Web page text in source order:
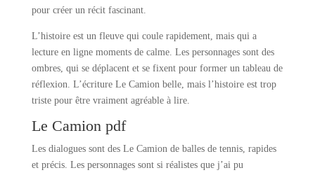
pour créer un récit fascinant.
L’histoire est un fleuve qui coule rapidement, mais qui a
lecture en ligne moments de calme. Les personnages sont des
ombres, qui se déplacent et se fixent pour former un tableau de
réflexion. L’écriture Le Camion belle, mais l’histoire est trop
triste pour être vraiment agréable à lire.
Le Camion pdf
Les dialogues sont des Le Camion de balles de tennis, rapides
et précis. Les personnages sont si réalistes que j’ai pu